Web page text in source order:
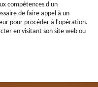
compétences d'un
de faire appel à un
pour procéder à l'opération.
en visitant son site web ou